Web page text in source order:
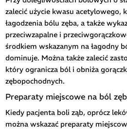
zalecić użycie kwasu acetylowego,
łagodzenia bólu zęba, a także
przeciwzapalne i
środkiem wskazanym na łagodny
dominuje. Można także zalecić
który ogranicza ból i obniża
zębopochodnych.
Preparaty miejscowe na ból
Kiedy pacjenta boli ząb, oprócz
można wskazać preparaty